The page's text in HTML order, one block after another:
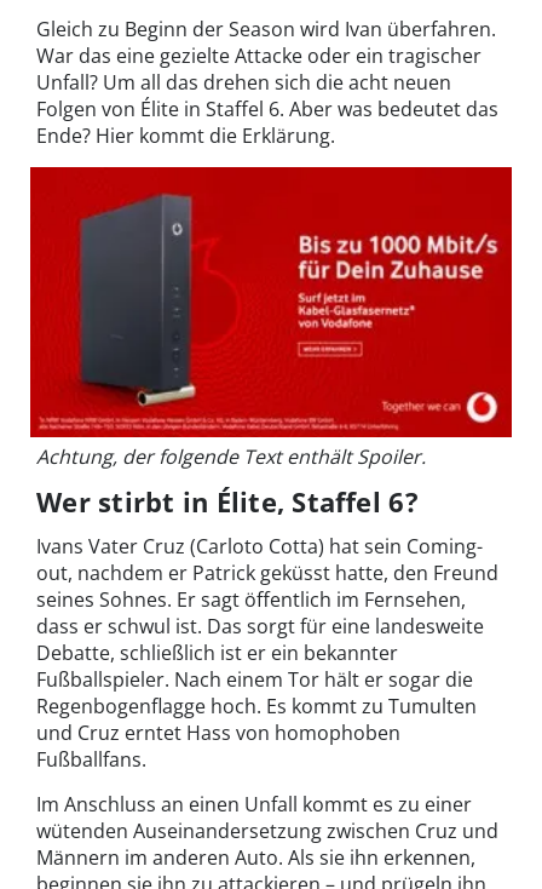
Gleich zu Beginn der Season wird Ivan überfahren.
War das eine gezielte Attacke oder ein tragischer
Unfall? Um all das drehen sich die acht neuen
Folgen von Élite in Staffel 6. Aber was bedeutet das
Ende? Hier kommt die Erklärung.
Achtung, der folgende Text enthält Spoiler.
Wer stirbt in Élite, Staffel 6?
Ivans Vater Cruz (Carloto Cotta) hat sein Coming-
out, nachdem er Patrick geküsst hatte, den Freund
seines Sohnes. Er sagt öffentlich im Fernsehen,
dass er schwul ist. Das sorgt für eine landesweite
Debatte, schließlich ist er ein bekannter
Fußballspieler. Nach einem Tor hält er sogar die
Regenbogenflagge hoch. Es kommt zu Tumulten
und Cruz erntet Hass von homophoben
Fußballfans.
Im Anschluss an einen Unfall kommt es zu einer
wütenden Auseinandersetzung zwischen Cruz und
Männern im anderen Auto. Als sie ihn erkennen,